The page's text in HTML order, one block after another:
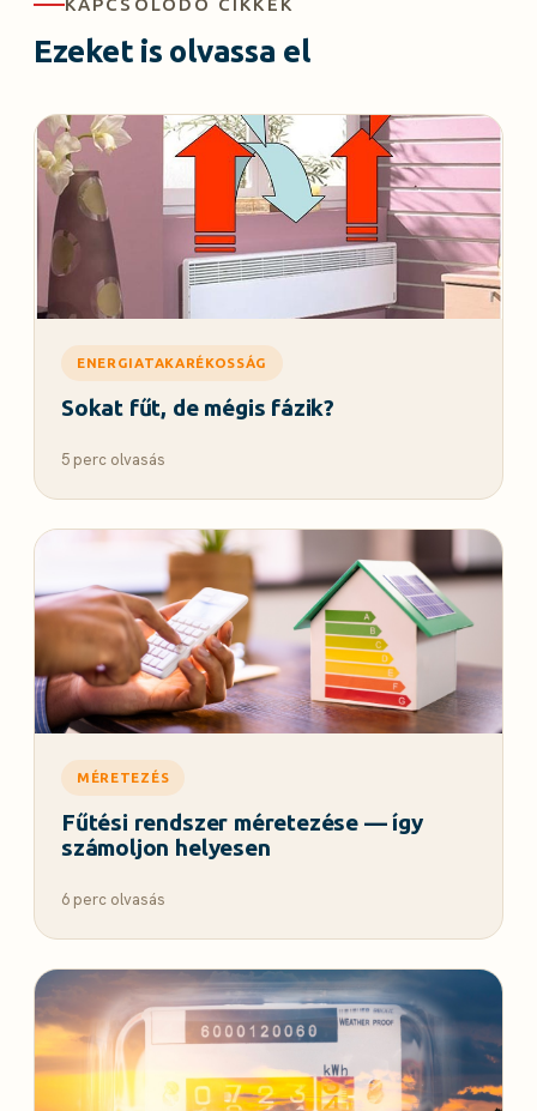
KAPCSOLÓDÓ CIKKEK
Ezeket is olvassa el
ENERGIATAKARÉKOSSÁG
Sokat fűt, de mégis fázik?
5 perc olvasás
MÉRETEZÉS
Fűtési rendszer méretezése — így
számoljon helyesen
6 perc olvasás